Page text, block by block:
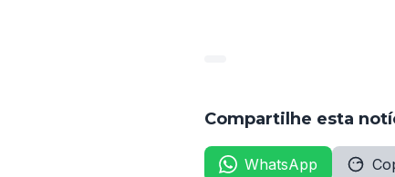
Compartilhe esta
WhatsApp